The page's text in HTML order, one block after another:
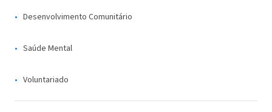
Desenvolvimento Comunitário
Saúde Mental
Voluntariado